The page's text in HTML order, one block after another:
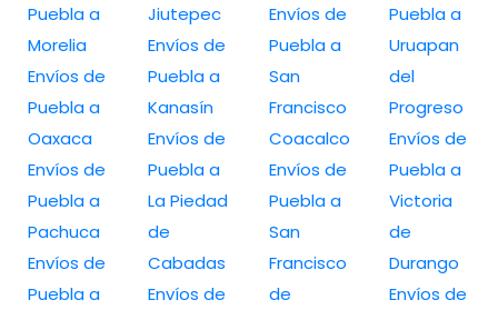
Puebla a
Morelia
Envíos de
Puebla a
Oaxaca
Envíos de
Puebla a
Pachuca
Envíos de
Puebla a
Jiutepec
Envíos de
Puebla a
Kanasín
Envíos de
Puebla a
La Piedad
de
Cabadas
Envíos de
Envíos de
Puebla a
San
Francisco
Coacalco
Envíos de
Puebla a
San
Francisco
de
Puebla a
Uruapan
del
Progreso
Envíos de
Puebla a
Victoria
de
Durango
Envíos de